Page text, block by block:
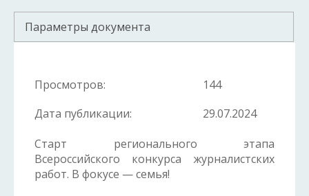
Параметры документа
Просмотров:
144
Дата публикации:
29.07.2024
Старт регионального этапа
Всероссийского конкурса журналистских
работ. В фокусе — семья!